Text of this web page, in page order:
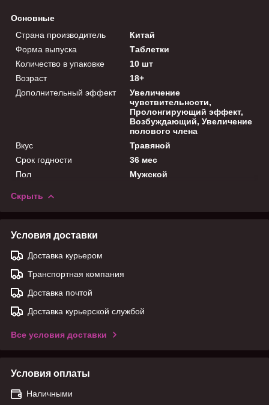
Основные
Страна производитель
Китай
Форма выпуска
Таблетки
Количество в упаковке
10 шт
Возраст
18+
Дополнительный эффект
Увеличение
чувствительности,
Пролонгирующий эффект,
Возбуждающий, Увеличение
полового члена
Вкус
Травяной
Срок годности
36 мес
Пол
Мужской
Скрыть
Условия доставки
Доставка курьером
Транспортная компания
Доставка почтой
Доставка курьерской службой
Все условия доставки
Условия оплаты
Наличными